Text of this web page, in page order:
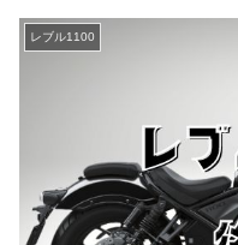
レブル1100